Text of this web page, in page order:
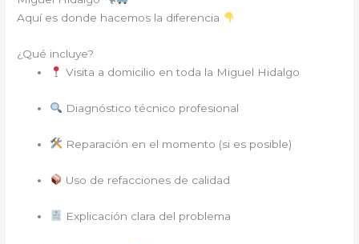
Aquí es donde hacemos la diferencia
¿Qué incluye?
Visita a domicilio en toda la Miguel Hidalgo
Diagnóstico técnico profesional
Reparación en el momento (si es posible)
Uso de refacciones de calidad
Explicación clara del problema